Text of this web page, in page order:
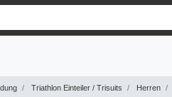
Triathlon Einteiler / Trisuits Herren